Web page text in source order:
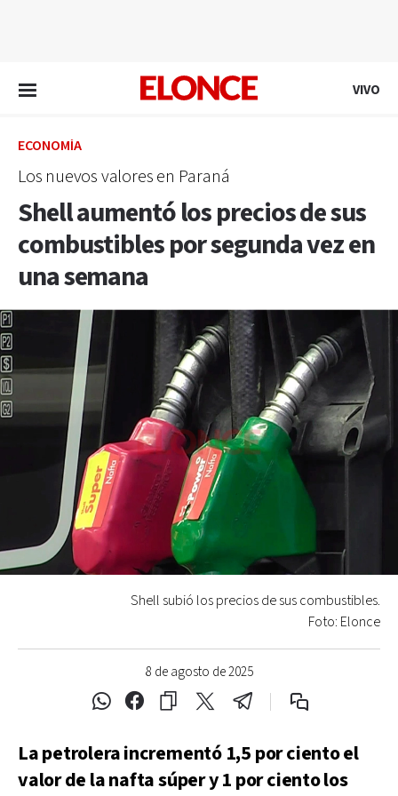
VIVO
ECONOMÍA
Los nuevos valores en Paraná
Shell aumentó los precios de sus
combustibles por segunda vez en
una semana
8 de agosto de 2025
Shell subió los precios de sus combustibles.
Foto: Elonce
La petrolera incrementó 1,5 por ciento el
valor de la nafta súper y 1 por ciento los